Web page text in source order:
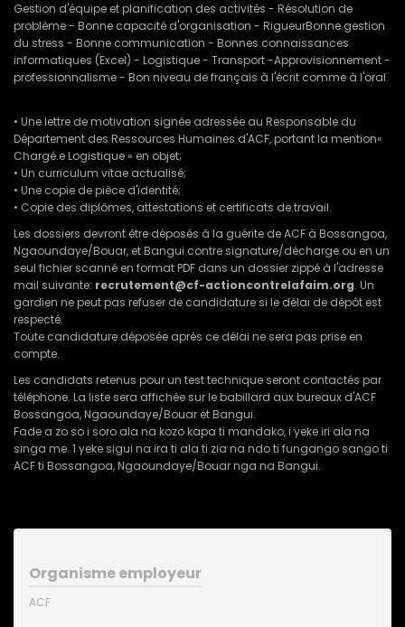
Gestion d'équipe et planification des activités - Résolution de
problème - Bonne capacité d'organisation - Rigueur­Bonne gestion
du stress - Bonne communication - Bonnes connaissances
informatiques (Excel) - Logistique - Transport -Approvisionnement -
professionnalisme - Bon niveau de français à l'écrit comme à l'oral.
• Une lettre de motivation signée adressée au Responsable du
Département des Ressources Humaines d'ACF, portant la mention«
Chargé.e Logistique » en objet;
• Un curriculum vitae actualisé;
• Une copie de pièce d'identité;
• Copie des diplômes, attestations et certificats de travail.
Les dossiers devront être déposés à la guérite de ACF à Bossangoa,
Ngaoundaye/Bouar, et Bangui contre signature/décharge ou en un
seul fichier scanné en format PDF dans un dossier zippé à l'adresse
mail suivante: recrutement@cf-actioncontrelafaim.org. Un
gardien ne peut pas refuser de candidature si le délai de dépôt est
respecté.
Toute candidature déposée après ce délai ne sera pas prise en
compte.
Les candidats retenus pour un test technique seront contactés par
téléphone. La liste sera affichée sur le babillard aux bureaux d'ACF
Bossangoa, Ngaoundaye/Bouar et Bangui.
Fade a zo so i soro ala na kozo kapa ti mandako, i yeke iri ala na
singa me. 1 yeke sigui na ira ti ala ti zia na ndo ti fungango sango ti
ACF ti Bossangoa, Ngaoundaye/Bouar nga na Bangui.
Organisme employeur
ACF